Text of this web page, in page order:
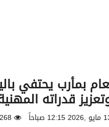
بمأرب يحتفي
قدراته
268